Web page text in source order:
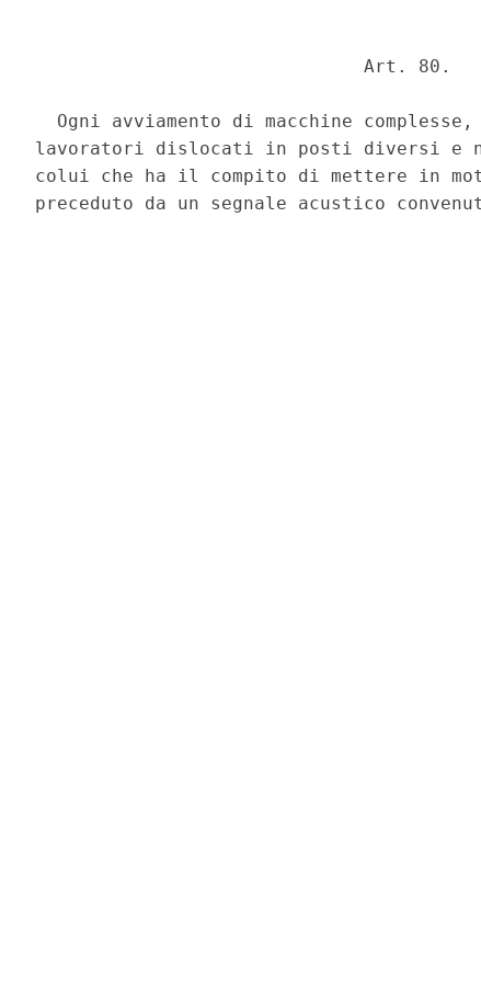
                              Art. 80.
Ogni avviamento di macchine
lavoratori dislocati in posti diversi e
colui che ha il compito di mettere in